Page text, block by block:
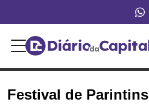
Festival de Parintins